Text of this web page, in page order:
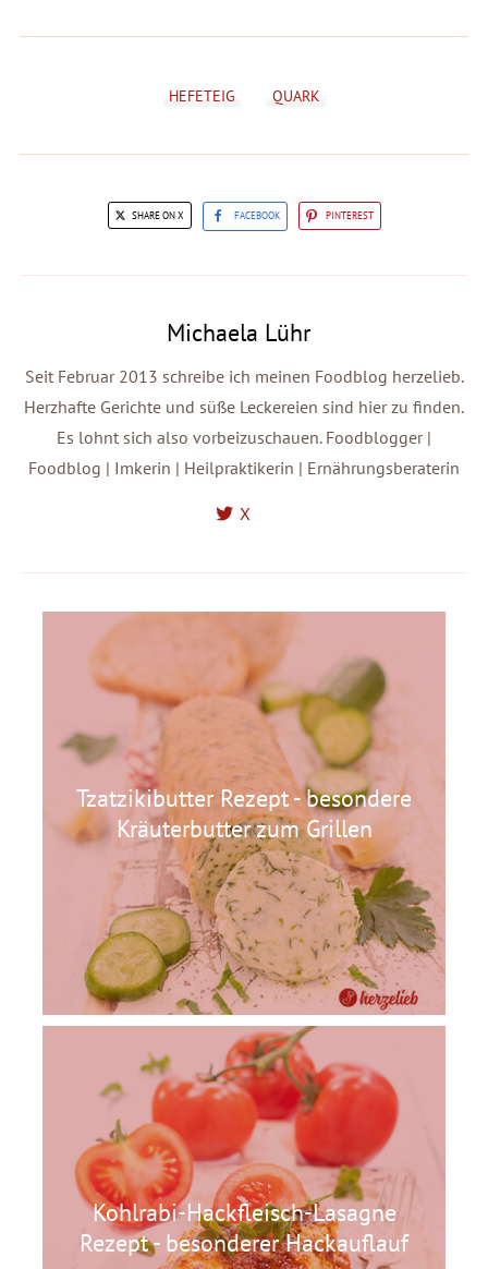
HEFETEIG QUARK
SHARE ON X FACEBOOK PINTEREST
Michaela Lühr
Seit Februar 2013 schreibe ich meinen Foodblog herzelieb.
Herzhafte Gerichte und süße Leckereien sind hier zu finden.
Es lohnt sich also vorbeizuschauen. Foodblogger |
Foodblog | Imkerin | Heilpraktikerin | Ernährungsberaterin
X
Tzatzikibutter Rezept - besondere
Kräuterbutter zum Grillen
Kohlrabi-Hackfleisch-Lasagne
Rezept - besonderer Hackauflauf